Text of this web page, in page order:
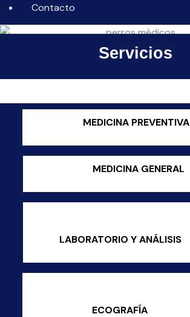
Contacto
Servicios
MEDICINA PREVENTIVA
MEDICINA GENERAL
LABORATORIO Y ANÁLISIS
ECOGRAFÍA